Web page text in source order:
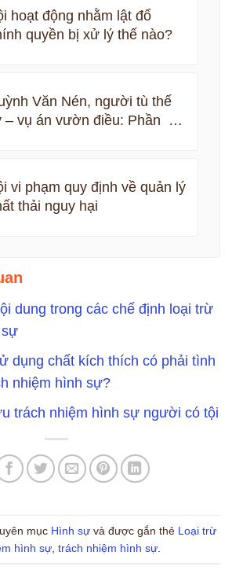
hoạt động nhằm lật đổ
quyền bị xử lý thế nào?
Văn Nén, người tù thế
– vụ án vườn điều: Phần 5
thúc
vi phạm quy định về quản lý
thải nguy hại
dung trong các chế định loại trừ
sự
dụng chất kích thích có phải tình
nhiệm hình sự?
trách nhiệm hình sự người có tội
mục Hình sự và được gắn thẻ Loại trừ
hình sự trách nhiệm hình sự